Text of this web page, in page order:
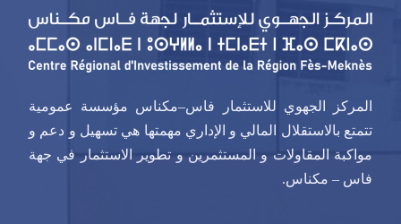
المركز الجهوي للاستثمار فاس–مكناس مؤسسة عمومية
تتمتع بالاستقلال المالي و الإداري مهمتها هي تسهيل و دعم و
مواكبة المقاولات و المستثمرين و تطوير الاستثمار في جهة
فاس – مكناس.